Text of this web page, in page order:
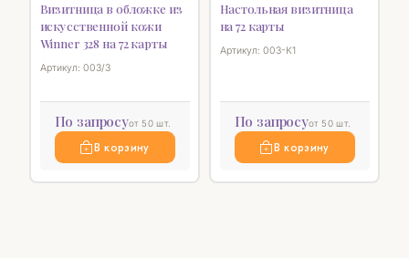
Визитница в обложке из
искусственной кожи
Winner 328 на 72 карты
Артикул: 003/3
По запросуот 50 шт.
В корзину
Настольная визитница
на 72 карты
Артикул: 003-К1
По запросуот 50 шт.
В корзину